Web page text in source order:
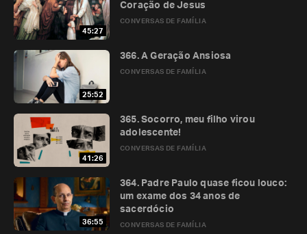
45:27
CONVERSAS DE FAMÍLIA
Coração de Jesus
25:52
CONVERSAS DE FAMÍLIA
366. A Geração Ansiosa
41:26
CONVERSAS DE FAMÍLIA
365. Socorro, meu filho virou
adolescente!
36:55 CONVERSAS DE FAMÍLIA
364. Padre Paulo quase ficou louco:
um exame dos 34 anos de
sacerdócio